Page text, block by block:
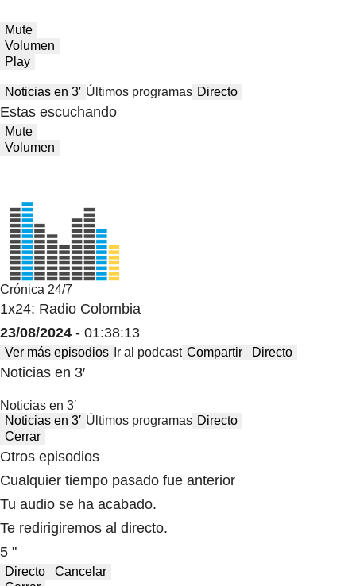
Mute
Volumen
Play
Noticias en 3′ Últimos programas Directo
Estas escuchando
Mute
Volumen
Crónica 24/7
1x24: Radio Colombia
23/08/2024 - 01:38:13
Ver más episodios Ir al podcast Compartir Directo
Noticias en 3′
Noticias en 3′
Noticias en 3′ Últimos programas Directo
Cerrar
Otros episodios
Cualquier tiempo pasado fue anterior
Tu audio se ha acabado.
Te redirigiremos al directo.
5 "
Directo
Cancelar